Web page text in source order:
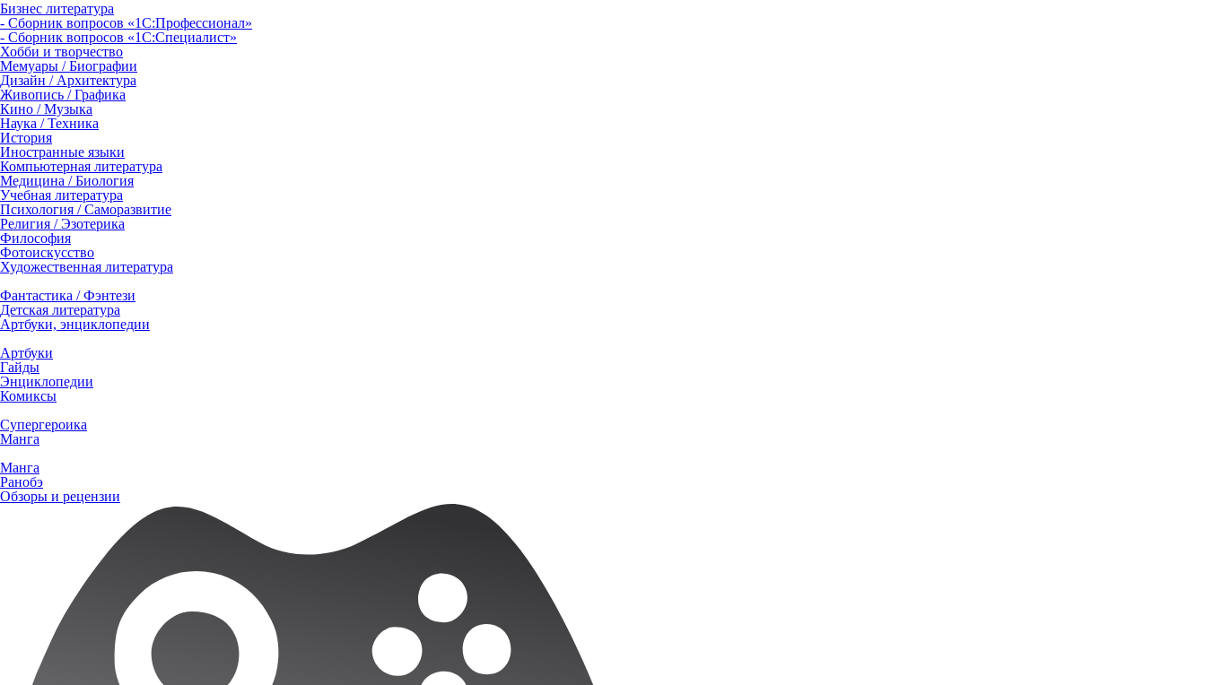
Бизнес литература
- Сборник вопросов «1С:Профессионал»
- Сборник вопросов «1С:Специалист»
Хобби и творчество
Мемуары / Биографии
Дизайн / Архитектура
Живопись / Графика
Кино / Музыка
Наука / Техника
История
Иностранные языки
Компьютерная литература
Медицина / Биология
Учебная литература
Психология / Саморазвитие
Религия / Эзотерика
Философия
Фотоискусство
Художественная литература
Фантастика / Фэнтези
Детская литература
Артбуки, энциклопедии
Артбуки
Гайды
Энциклопедии
Комиксы
Супергероика
Манга
Манга
Ранобэ
Обзоры и рецензии